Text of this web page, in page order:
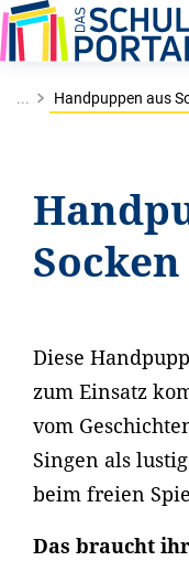
... Handpuppen aus
Socken
Diese
zum Einsatz
vom
Singen als
beim freien
Das braucht